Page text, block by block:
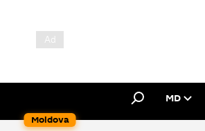
Moldova
MD